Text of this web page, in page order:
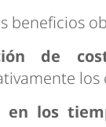
beneficios
de
en los